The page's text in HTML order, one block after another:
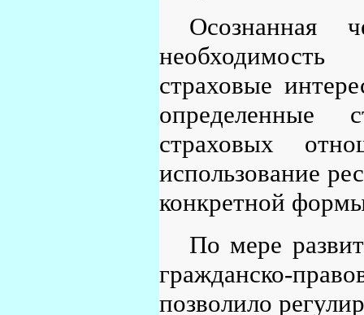
Осознанная
страховые
определенные
страховых
использование
конкретной
По мере
гражданско-
позволило